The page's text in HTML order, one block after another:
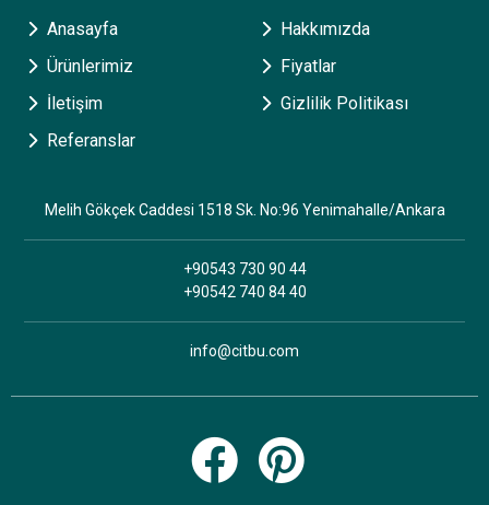
Anasayfa
Hakkımızda
Ürünlerimiz
Fiyatlar
İletişim
Gizlilik Politikası
Referanslar
Melih Gökçek Caddesi 1518 Sk. No:96 Yenimahalle/Ankara
+90543 730 90 44
+90542 740 84 40
info@citbu.com